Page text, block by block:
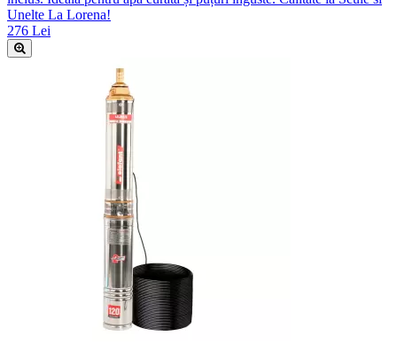
Unelte La Lorena!
276 Lei